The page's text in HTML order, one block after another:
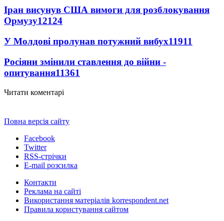
Іран висунув США вимоги для розблокування
Ормузу12124
У Молдові пролунав потужний вибух11911
Росіяни змінили ставлення до війни -
опитування11361
Читати коментарі
Повна версія сайту
Facebook
Twitter
RSS-стрічки
E-mail розсилка
Контакти
Реклама на сайті
Використання матеріалів korrespondent.net
Правила користування сайтом